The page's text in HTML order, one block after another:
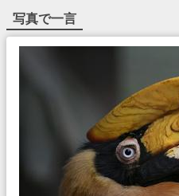
写真で一言